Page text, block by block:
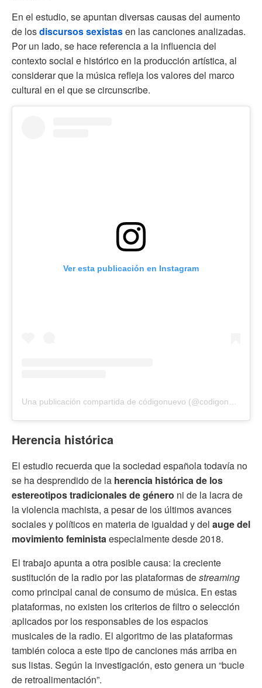
En el estudio, se apuntan diversas causas del aumento
de losdiscursos sexistasen las canciones analizadas.
Por un lado, se hace referencia a la influencia del
contexto social e histórico en la producción artística, al
considerar que la música refleja los valores del marco
cultural en el que se circunscribe.
Ver esta publicación en Instagram
Herencia histórica
El estudio recuerda que la sociedad española todavía no
se ha desprendido de la herencia histórica de los
estereotipos tradicionales de género ni de la lacra de
la violencia machista, a pesar de los últimos avances
sociales y políticos en materia de igualdad y del auge del
movimiento feministaespecialmente desde 2018.
El trabajo apunta a otra posible causa: la creciente
sustitución de la radio por las plataformas destreaming
como principal canal de consumo de música. En estas
plataformas, no existen los criterios de filtro o selección
aplicados por los responsables de los espacios
musicales de la radio. El algoritmo de las plataformas
también coloca a este tipo de canciones más arriba en
sus listas. Según la investigación, esto genera un “bucle
de retroalimentación”.